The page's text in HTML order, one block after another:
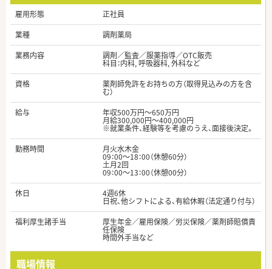
雇用形態
正社員
業種
調剤薬局
業務内容
調剤／監査／服薬指導／OTC販売
科目：内科, 呼吸器科, 外科など
資格
薬剤師免許をお持ちの方（取得見込みの方を含
む）
給与
年収500万円～650万円
月給300,000円～400,000円
※就業条件、経験等を考慮のうえ、面接後決定。
勤務時間
月火水木金
09：00～18：00（休憩60分）
土月2回
09：00～13：00（休憩00分）
休日
4週6休
日祝、他シフトによる、有給休暇（法定通り付与）
福利厚生諸手当
厚生年金／雇用保険／労災保険／薬剤師賠償責
任保険
時間外手当など
職場情報